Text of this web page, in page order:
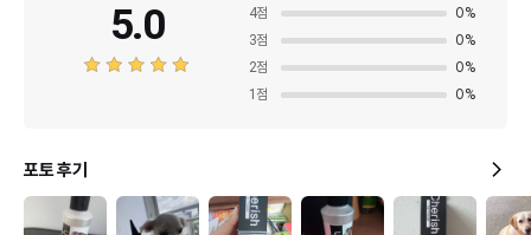
5.0
4점 0%
3점 0%
2점 0%
1 점 0%
포토 후기